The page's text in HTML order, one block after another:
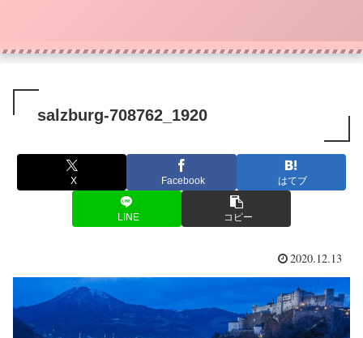
salzburg-708762_1920
X Facebook はてブ
LINE コピー
2020.12.13